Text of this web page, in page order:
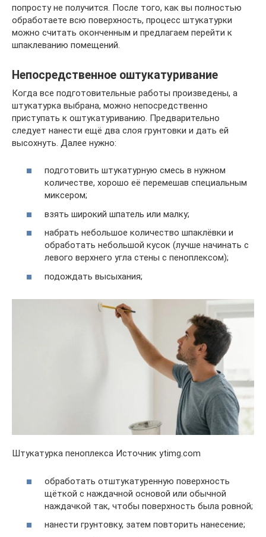
попросту не получится. После того, как вы полностью
обработаете всю поверхность, процесс штукатурки
можно считать оконченным и предлагаем перейти к
шпаклеванию помещений.
Непосредственное оштукатуривание
Когда все подготовительные работы произведены, а
штукатурка выбрана, можно непосредственно
приступать к оштукатуриванию. Предварительно
следует нанести ещё два слоя грунтовки и дать ей
высохнуть. Далее нужно:
подготовить штукатурную смесь в нужном
количестве, хорошо её перемешав специальным
миксером;
взять широкий шпатель или малку;
набрать небольшое количество шпаклёвки и
обработать небольшой кусок (лучше начинать с
левого верхнего угла стены с пеноплексом);
подождать высыхания;
Штукатурка пеноплекса Источник ytimg.com
обработать отштукатуренную поверхность
щёткой с наждачной основой или обычной
наждачкой так, чтобы поверхность была ровной;
нанести грунтовку, затем повторить нанесение;